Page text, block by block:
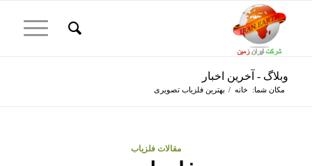
وبلاگ - آخرین اخبار
مکان شما: خانه / بهترین فلزیاب تصویری
مقالات فلزیاب